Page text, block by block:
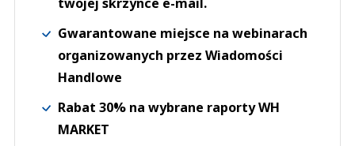
Gwarantowane miejsce na webinarach
organizowanych przez Wiadomości
Handlowe
Rabat 30% na wybrane raporty WH
MARKET